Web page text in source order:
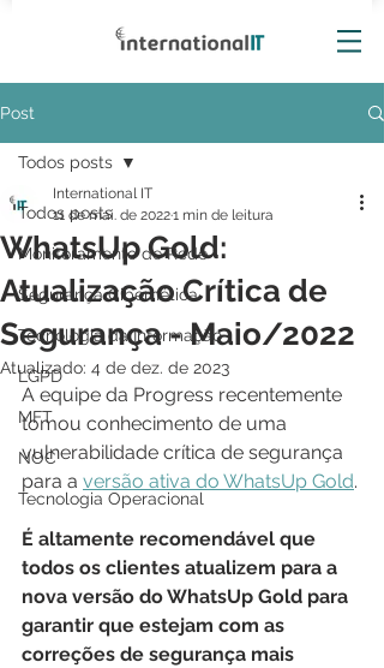
Post
Todos posts
Monitoramento de Rede
Segurança Cibernética
Tecnologia da Informação
LGPD
MFT
NOC
Tecnologia Operacional
Todos posts
WhatsUp Gold:
Atualização Crítica de
Segurança - Maio/2022
International IT
11 de mai. de 20221 min de leitura
Atualizado: 4 de dez. de 2023
A equipe da Progress recentemente
tomou conhecimento de uma
vulnerabilidade crítica de segurança
para a versão ativa do WhatsUp Gold.
É altamente recomendável que
todos os clientes atualizem para a
nova versão do WhatsUp Gold para
garantir que estejam com as
correções de segurança mais